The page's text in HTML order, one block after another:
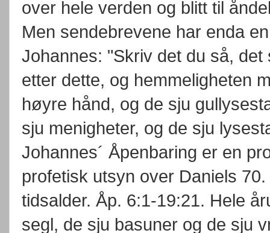
over hele verden og blitt til
Men sendebrevene har enda
Johannes: "Skriv det du så,
etter dette, og hemmeligheten
høyre hånd, og de sju
sju menigheter, og de sju
Johannes´ Åpenbaring er en
profetisk utsyn over Daniels
tidsalder. Åp. 6:1-19:21. Hele
segl, de sju basuner og de sju